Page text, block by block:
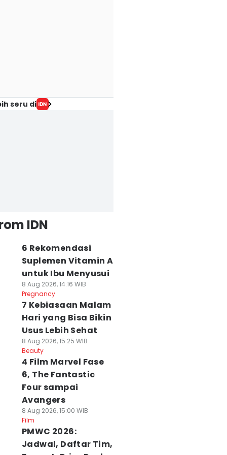
seru di
IDN
6 Rekomendasi
Suplemen Vitamin A
untuk Ibu Menyusui
8 Aug 2026, 14:16 WIB
Pregnancy
7 Kebiasaan Malam
Hari yang Bisa Bikin
Usus Lebih Sehat
8 Aug 2026, 15:25 WIB
Beauty
4 Film Marvel Fase
6, The Fantastic
Four sampai
Avangers
8 Aug 2026, 15:00 WIB
Film
PMWC 2026:
Jadwal, Daftar Tim,